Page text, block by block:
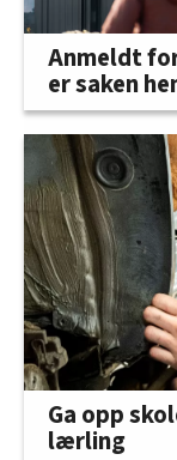
Anmeldt
er saken
Ga opp
lærling